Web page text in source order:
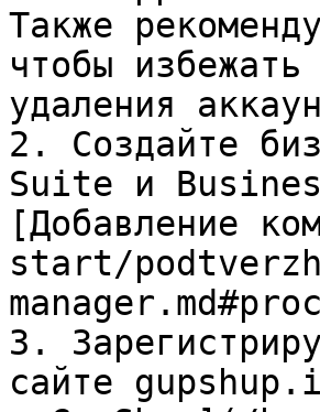
Также
чтобы
удаления
2. Создайте
Suite и
[Добавление
start/
3.
сайте